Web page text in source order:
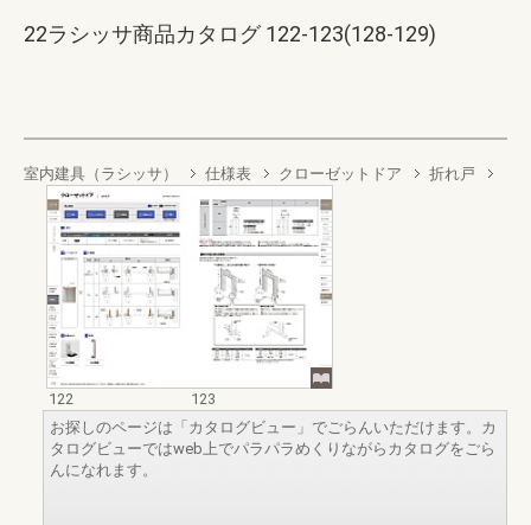
22ラシッサ商品カタログ 122-123(128-129)
室内建具（ラシッサ） 仕様表 クローゼットドア 折れ戸
122
123
お探しのページは「カタログビュー」でごらんいただけます。カ
タログビューではweb上でパラパラめくりながらカタログをごら
んになれます。